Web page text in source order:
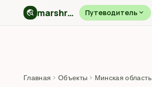
travel_explore marshryt.by Путеводительexpand_more
Главная › Объекты › Минская область